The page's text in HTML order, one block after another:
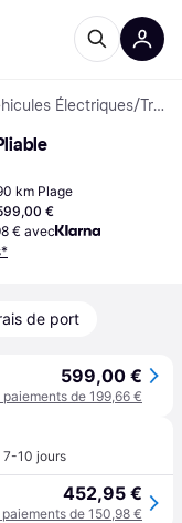
Électriques/ Trottinettes Électriques
km Plage
€
€ avec
de port
599,00 €
paiements de 199,66 €
7-10 jours
452,95 €
de 150,98 €